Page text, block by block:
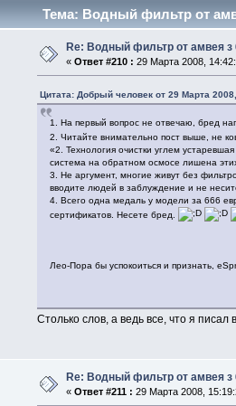
Тема: Водный фильтр от
Re: Водный фильтр от амвея з
«Ответ #210 : 29 Марта 2008,
Цитата: Добрый человек от 29 Марта
1. На первый вопрос не отвечаю, бред
2. Читайте внимательно пост выше, не
«2. Технология очистки углем
система на обратном осмосе лишена
3. Не аргумент, многие живут без
вводите людей в заблуждение и не
4. Всего одна медаль у модели за 666
сертификатов. Несете бред.
Лео-Пора бы успокоиться и признать,
Столько слов, а ведь все, что я
Re: Водный фильтр от амвея з
«Ответ #211 : 29 Марта 2008,